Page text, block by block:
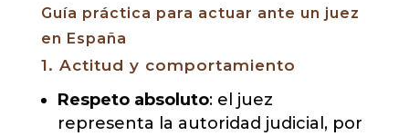
Guía práctica para actuar ante un juez
en España
1. Actitud y comportamiento
Respeto absoluto: el juez
representa la autoridad judicial, por